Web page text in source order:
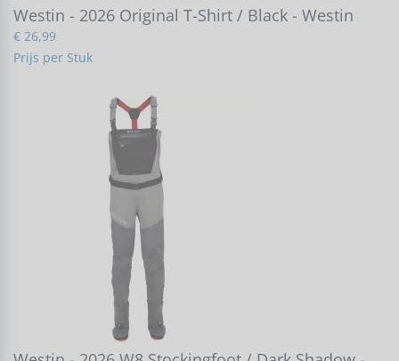
Westin - 2026 Original T-Shirt / Black - Westin
€ 26,99
Prijs per Stuk